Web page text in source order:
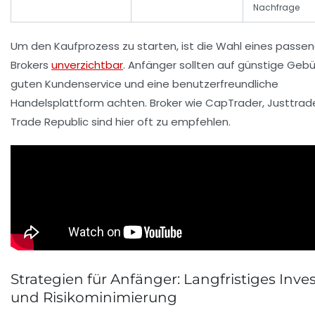
Nachfrage
Um den Kaufprozess zu starten, ist die Wahl eines
Brokers unverzichtbar. Anfänger sollten auf günstige
guten Kundenservice und eine benutzerfreundliche
Handelsplattform achten. Broker wie CapTrader,
Trade Republic sind hier oft zu empfehlen.
Strategien für Anfänger: Langfristiges
und Risikominimierung